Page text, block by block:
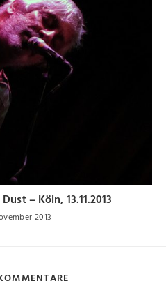
– Köln, 13.11.2013
2013